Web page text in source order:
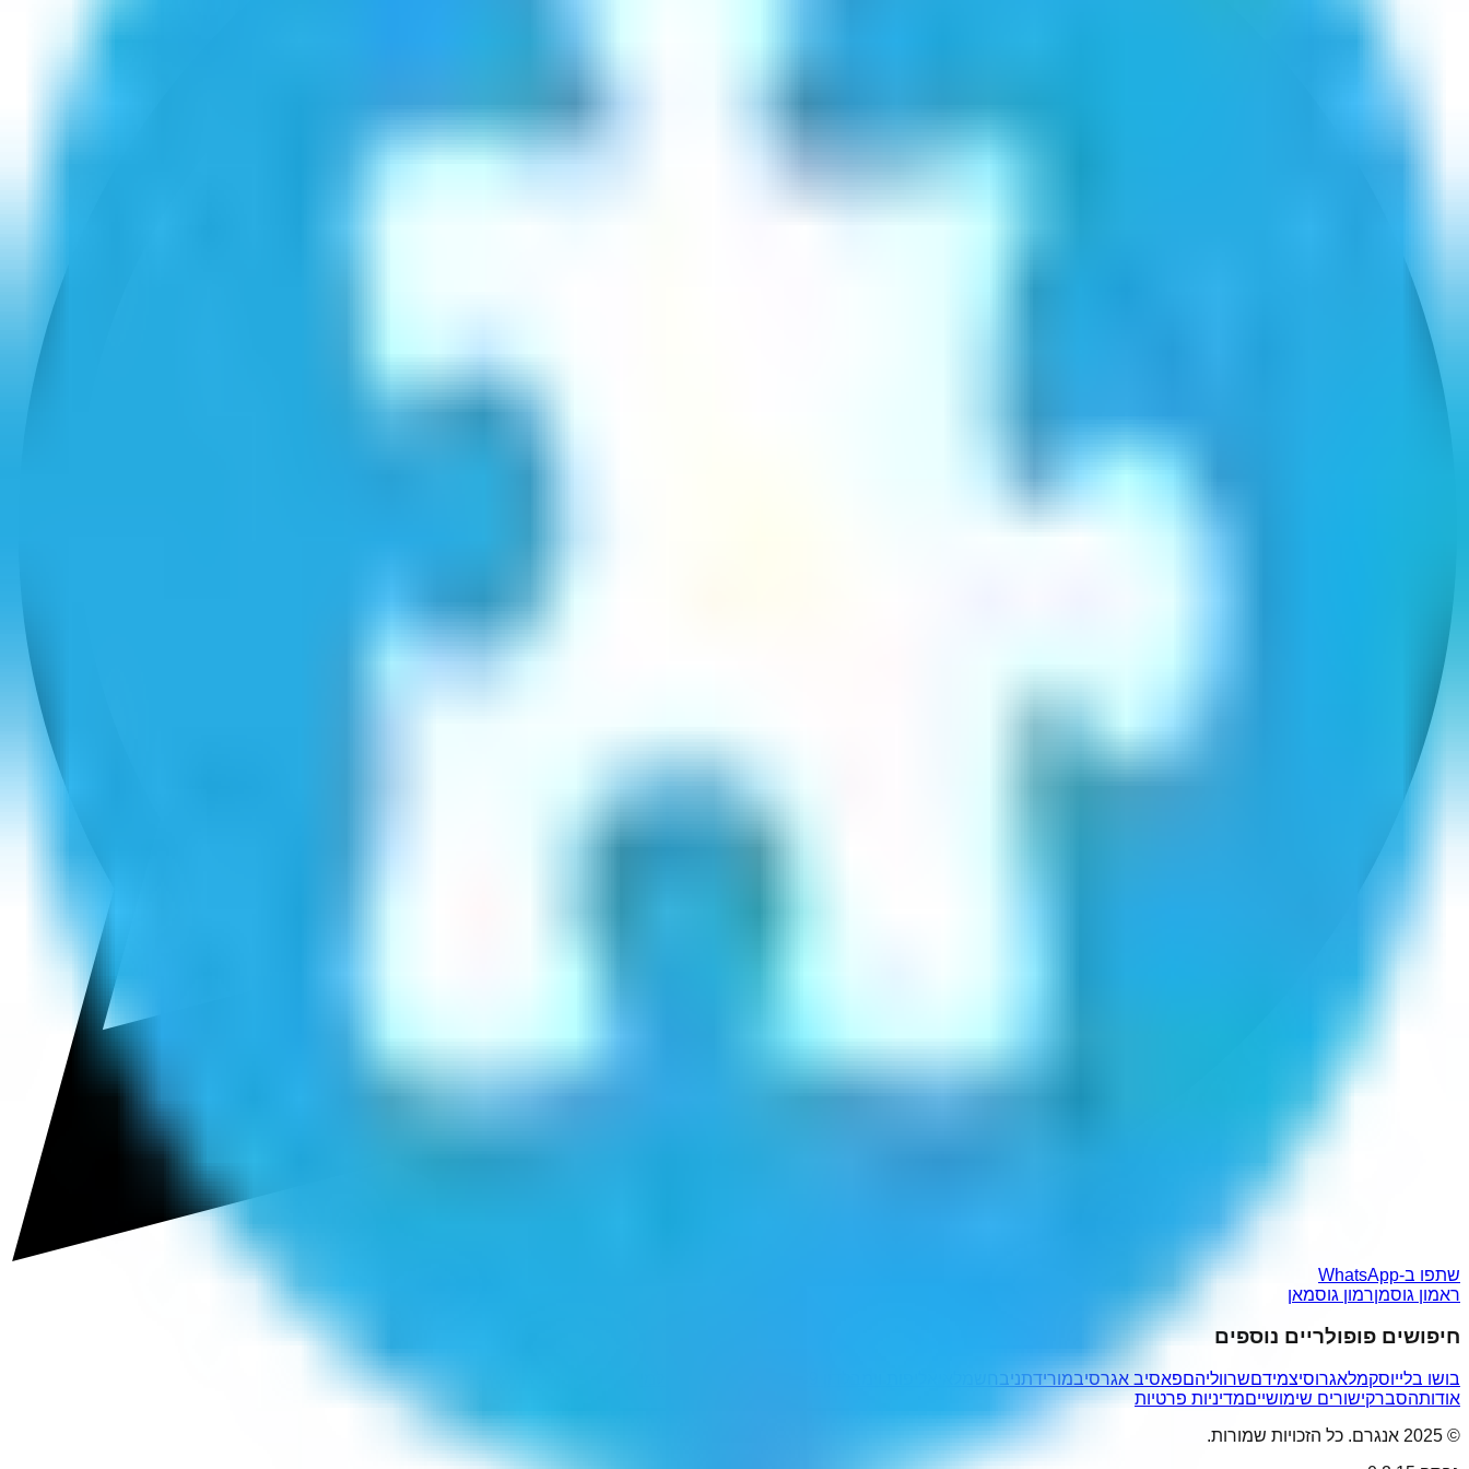
שתפו ב-WhatsApp
ראמון גוסמןרמון גוסמאן
חיפושים פופולריים נוספים
בושו בלייוסקמלאגרוסיצמידםשרווליהםפאסיב אגרסיבמורידתני בחשמלאי
אודותהסברקישורים שימושייםמדיניות פרטיות
© 2025 אנגרם. כל הזכויות שמורות.